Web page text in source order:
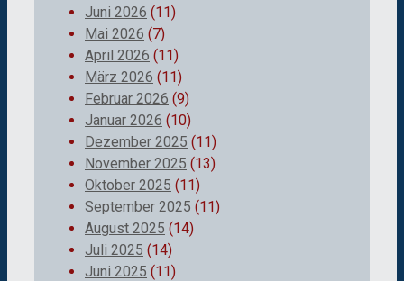
Juni 2026 (11)
Mai 2026 (7)
April 2026 (11)
März 2026 (11)
Februar 2026 (9)
Januar 2026 (10)
Dezember 2025 (11)
November 2025 (13)
Oktober 2025 (11)
September 2025 (11)
August 2025 (14)
Juli 2025 (14)
Juni 2025 (11)